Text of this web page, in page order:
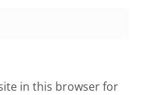
in this browser for